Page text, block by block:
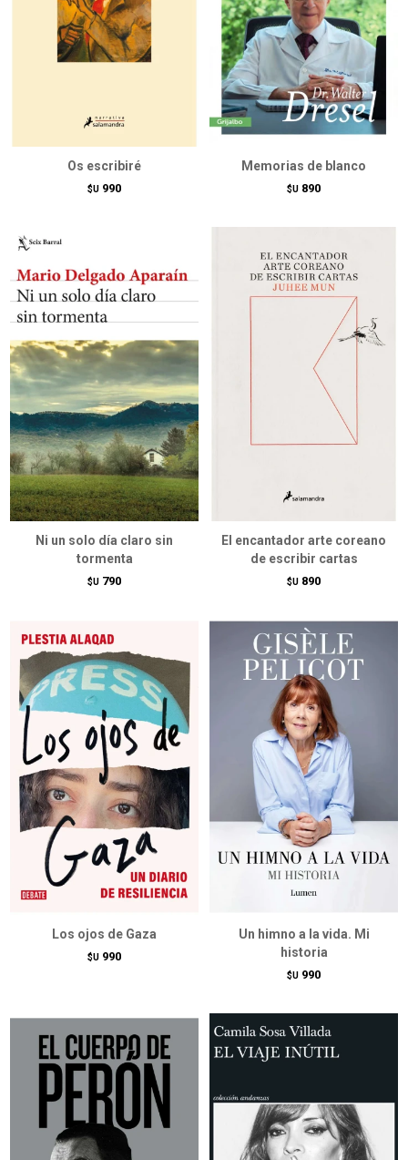
Os escribiré
$U 990
Memorias de blanco
$U 890
Ni un solo día claro sin
tormenta
$U 790
El encantador arte coreano
de escribir cartas
$U 890
Los ojos de Gaza
$U 990
Un himno a la vida. Mi
historia
$U 990